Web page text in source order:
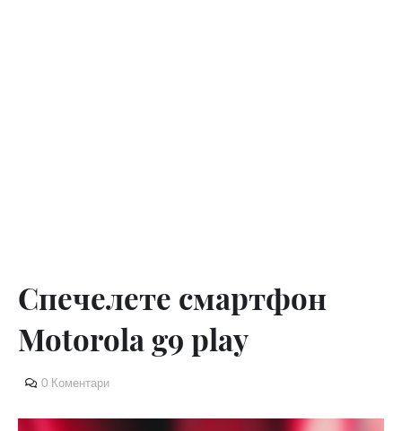
Спечелете смартфон
Motorola g9 play
0 Коментари